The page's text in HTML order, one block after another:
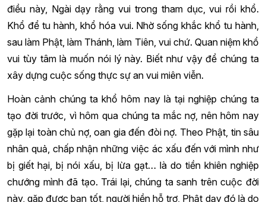
điều này, Ngài dạy rằng vui trong tham dục, vui rồi khổ.
Khổ để tu hành, khổ hóa vui. Nhờ sống khắc khổ tu hành,
sau làm Phật, làm Thánh, làm Tiên, vui chứ. Quan niệm khổ
vui tùy tâm là muốn nói lý này. Biết như vậy để chúng ta
xây dựng cuộc sống thực sự an vui miên viễn.
Hoàn cảnh chúng ta khổ hôm nay là tại nghiệp chúng ta
tạo đời trước, vì hôm qua chúng ta mắc nợ, nên hôm nay
gặp lại toàn chủ nợ, oan gia đến đòi nợ. Theo Phật, tin sâu
nhân quả, chấp nhận những việc ác xấu đến với mình như
bị giết hại, bị nói xấu, bị lừa gạt… là do tiền khiên nghiệp
chướng mình đã tạo. Trái lại, chúng ta sanh trên cuộc đời
này, gặp được bạn tốt, người hiền hỗ trợ, Phật dạy đó là do